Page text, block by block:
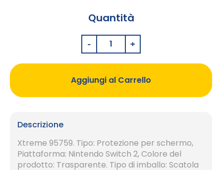
Quantità
Aggiungi al Carrello
Descrizione
Xtreme 95759. Tipo: Protezione per schermo,
Piattaforma: Nintendo Switch 2, Colore del
prodotto: Trasparente. Tipo di imballo: Scatola